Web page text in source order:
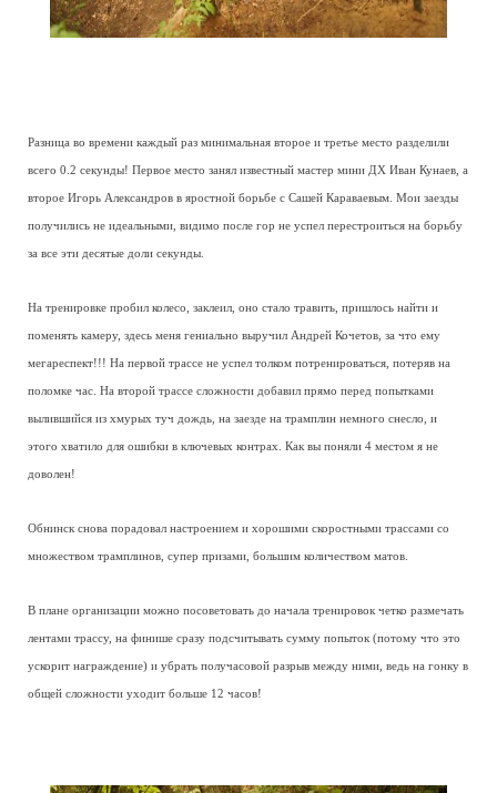
Разница во времени каждый раз минимальная второе и третье место разделили
всего 0.2 секунды! Первое место занял известный мастер мини ДХ Иван Кунаев, а
второе Игорь Александров в яростной борьбе с Сашей Караваевым. Мои заезды
получились не идеальными, видимо после гор не успел перестроиться на борьбу
за все эти десятые доли секунды.
На тренировке пробил колесо, заклеил, оно стало травить, пришлось найти и
поменять камеру, здесь меня гениально выручил Андрей Кочетов, за что ему
мегареспект!!! На первой трассе не успел толком потренироваться, потеряв на
поломке час. На второй трассе сложности добавил прямо перед попытками
вылившийся из хмурых туч дождь, на заезде на трамплин немного снесло, и
этого хватило для ошибки в ключевых контрах. Как вы поняли 4 местом я не
доволен!
Обнинск снова порадовал настроением и хорошими скоростными трассами сo
множеством трамплинов, супер призами, большим количеством матов.
В плане организации можно посоветовать до начала тренировок четко размечать
лентами трассу, на финише сразу подсчитывать сумму попыток (потому что это
ускорит награждение) и убрать получасовой разрыв между ними, ведь на гонку в
общей сложности уходит больше 12 часов!